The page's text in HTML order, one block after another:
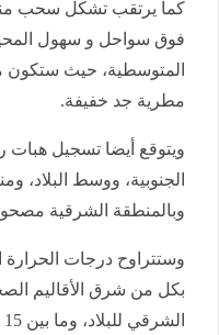
كما يرتقب تشكل سحب
فوق سواحل و سهول
المتوسطية، حيث ستكون
مطرية جد خفيفة.
ويتوقع أيضا تسجيل هبات
الجنوبية، ووسط
وبالمنطقة الشرقية
بكل من شرق الأقاليم